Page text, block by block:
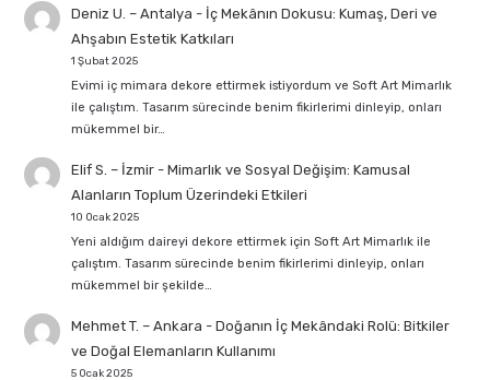
Deniz U. – Antalya - İç Mekânın Dokusu: Kumaş, Deri ve
Ahşabın Estetik Katkıları
1 Şubat 2025
Evimi iç mimara dekore ettirmek istiyordum ve Soft Art Mimarlık
ile çalıştım. Tasarım sürecinde benim fikirlerimi dinleyip, onları
mükemmel bir…
Elif S. – İzmir- Mimarlık ve Sosyal Değişim: Kamusal
Alanların Toplum Üzerindeki Etkileri
10 Ocak 2025
Yeni aldığım daireyi dekore ettirmek için Soft Art Mimarlık ile
çalıştım. Tasarım sürecinde benim fikirlerimi dinleyip, onları
mükemmel bir şekilde…
Mehmet T. – Ankara - Doğanın İç Mekândaki Rolü: Bitkiler
ve Doğal Elemanların Kullanımı
5 Ocak 2025